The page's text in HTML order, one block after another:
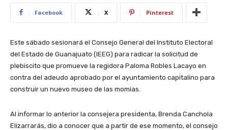
Facebook X Pinterest
Este sábado sesionará el Consejo General del Instituto Electoral
del Estado de Guanajuato (IEEG) para radicar la solicitud de
plebiscito que promueve la regidora Paloma Robles Lacayo en
contra del adeudo aprobado por el ayuntamiento capitalino para
construir un nuevo museo de las momias.
Al informar lo anterior la consejera presidenta, Brenda Canchola
Elizarrarás, dio a conocer que a partir de ese momento, el consejo